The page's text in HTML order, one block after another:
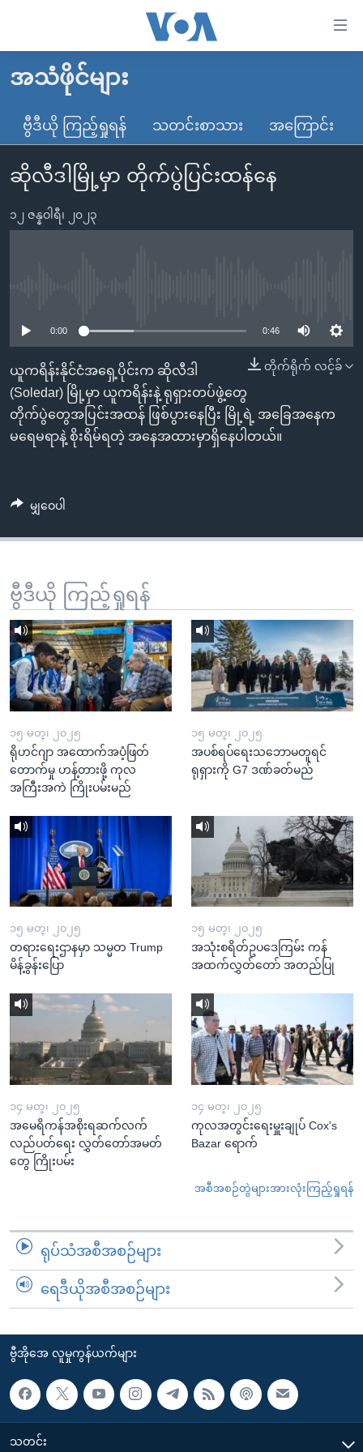
လွယ်ကူ
သည့်
Link
များ
ပင်မ
ပင်မ
အ
ညွန်း
စာမျက်နှာ
သို့
ရန်
ရန်
သို့
ကျော်
ရန်
မူလစာမျက်နှာ
မြန်မာ
ကမ္ဘာ့သတင်းများ
နိုင်ငံတကာ
တရုတ်
ဗွီဒီယို
ရပ်ဝန်းတခု လမ်းတခု အလွန်
ရုပ်ရှင်ထဲက အင်္ဂလိပ်စာ
သုတပဒေသာ အင်္ဂလိပ်စာ
တီဗွီ
ရေဒီယို/တီဗွီအစီအစဉ်
Learning English
ဗွီအိုအေ လူမှုကွန်ယက်များ
ဘာသာစကားများ
အသံဖိုင်များ
ဗွီဒီယို ကြည့်ရှုရန် သတင်းစာသား အကြောင်း
ဆိုလီဒါမြို့မှာ တိုက်ပွဲပြင်းထန်နေ
၁၂ ဇန္နဝါရီ၊ ၂၀၂၃
0:00 0:46
တိုက်ရိုက် လင့်ခ်
ယူကရိန်းနိုင်ငံအရှေ့ပိုင်းက ဆိုလီဒါ
(Soledar) မြို့မှာ ယူကရိန်းနဲ့ ရုရှားတပ်ဖွဲ့တွေ
တိုက်ပွဲတွေအပြင်းအထန် ဖြစ်ပွားနေပြီး မြို့ရဲ့ အခြေအနေက
မရေမရာနဲ့ စိုးရိမ်ရတဲ့ အနေအထားမှာရှိနေပါတယ်။
မျှဝေပါ
ဗွီဒီယို ကြည့်ရှုရန်
၁၅ မတ္၊ ၂၀၂၅
ရိုဟင်ဂျာ အထောက်အပံ့ဖြတ်
တောက်မှု ဟန့်တားဖို့ ကုလ
အကြီးအကဲ ကြိုးပမ်းမည်
၁၅ မတ္၊ ၂၀၂၅
အပစ်ရပ်ရေးသဘောမတူရင်
ရုရှားကို G7 ဒဏ်ခတ်မည်
၁၅ မတ္၊ ၂၀၂၅
တရားရေးဌာနမှာ သမ္မတ Trump
မိန့်ခွန်းပြော
၁၅ မတ္၊ ၂၀၂၅
အသုံးစရိတ်ဥပဒေကြမ်း ကန်
အထက်လွှတ်တော် အတည်ပြု
၁၄ မတ္၊ ၂၀၂၅
အမေရိကန်အစိုးရဆက်လက်
လည်ပတ်ရေး လွှတ်တော်အမတ်
တွေ ကြိုးပမ်း
၁၄ မတ္၊ ၂၀၂၅
ကုလအတွင်းရေးမှူးချုပ် Cox's
Bazar ရောက်
အစီအစဉ်တွဲများအားလုံးကြည့်ရှုရန်
ရုပ်သံအစီအစဉ်များ
ရေဒီယိုအစီအစဉ်များ
ဗွီအိုအေ လူမှုကွန်ယက်များ
သတင်း